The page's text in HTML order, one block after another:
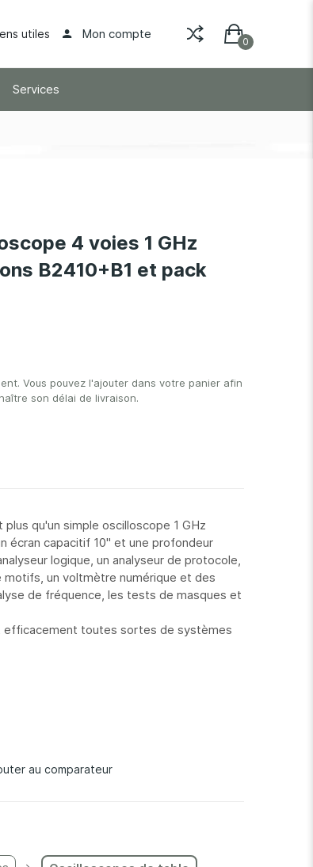
utiles Mon compte
Services
4 voies 1 GHz
B2410+B1 et pack
Vous pouvez l'ajouter dans votre panier afin
son délai de livraison.
qu'un simple oscilloscope 1 GHz
écran capacitif 10'' et une profondeur
logique, un analyseur de protocole,
un voltmètre numérique et des
de fréquence, les tests de masques et
efficacement toutes sortes de systèmes
au comparateur